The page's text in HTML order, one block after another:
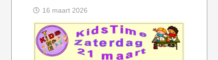
16 maart 2026